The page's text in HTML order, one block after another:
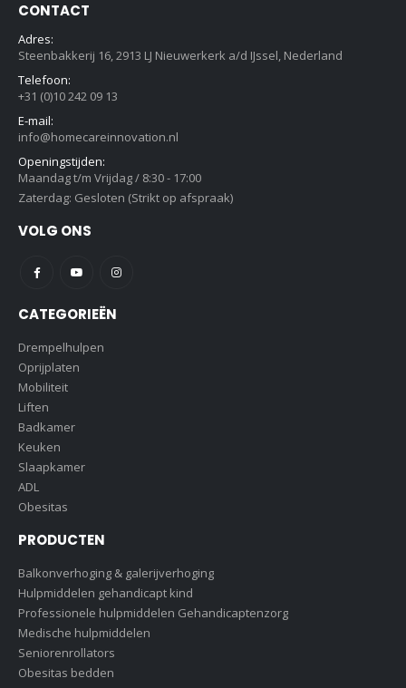
CONTACT
Adres:
Steenbakkerij 16, 2913 LJ Nieuwerkerk a/d IJssel, Nederland
Telefoon:
+31 (0)10 242 09 13
E-mail:
info@homecareinnovation.nl
Openingstijden:
Maandag t/m Vrijdag / 8:30 - 17:00
Zaterdag: Gesloten (Strikt op afspraak)
VOLG ONS
CATEGORIEËN
Drempelhulpen
Oprijplaten
Mobiliteit
Liften
Badkamer
Keuken
Slaapkamer
ADL
Obesitas
PRODUCTEN
Balkonverhoging & galerijverhoging
Hulpmiddelen gehandicapt kind
Professionele hulpmiddelen Gehandicaptenzorg
Medische hulpmiddelen
Seniorenrollators
Obesitas bedden